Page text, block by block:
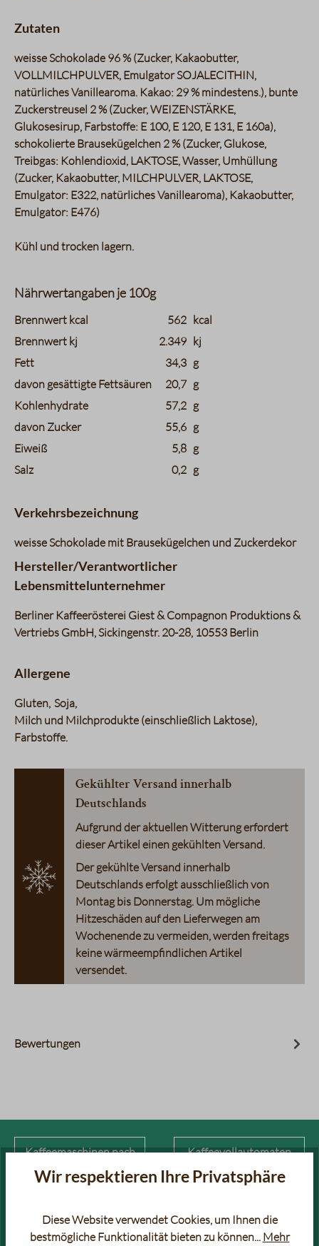
Zutaten
weisse Schokolade 96 % (Zucker, Kakaobutter,
VOLLMILCHPULVER, Emulgator SOJALECITHIN,
natürliches Vanillearoma. Kakao: 29 % mindestens.), bunte
Zuckerstreusel 2 % (Zucker, WEIZENSTÄRKE,
Glukosesirup, Farbstoffe: E 100, E 120, E 131, E 160a),
schokolierte Brausekügelchen 2 % (Zucker, Glukose,
Treibgas: Kohlendioxid, LAKTOSE, Wasser, Umhüllung
(Zucker, Kakaobutter, MILCHPULVER, LAKTOSE,
Emulgator: E322, natürliches Vanillearoma), Kakaobutter,
Emulgator: E476)
Kühl und trocken lagern.
Nährwertangaben je 100g
charts.nutritions.header_name charts.nutritions.header_value
Brennwert kcal 562 kcal
Brennwert kj
2.349 kj
Fett
34,3 g
davon gesättigte Fettsäuren
20,7 g
Kohlenhydrate
57,2 g
davon Zucker
55,6 g
Eiweiß
5,8 g
Salz
0,2 g
Verkehrsbezeichnung
weisse Schokolade mit Brausekügelchen und Zuckerdekor
Hersteller/Verantwortlicher
Lebensmittelunternehmer
Berliner Kaffeerösterei Giest & Compagnon Produktions &
Vertriebs GmbH, Sickingenstr. 20-28, 10553 Berlin
Allergene
Gluten Soja
Milch und Milchprodukte (einschließlich Laktose)
Farbstoffe
Gekühlter Versand innerhalb
Deutschlands
Aufgrund der aktuellen Witterung erfordert
dieser Artikel einen gekühlten Versand.
Der gekühlte Versand innerhalb
Deutschlands erfolgt ausschließlich von
Montag bis Donnerstag. Um mögliche
Hitzeschäden auf den Lieferwegen am
Wochenende zu vermeiden, werden freitags
keine wärmeempfindlichen Artikel
versendet.
Bewertungen
Kaffeemaschinen nach
Kaffeevollautomaten
Siebträger Filterkaffeemaschinen
Wir respektieren Ihre Privatsphäre
Diese Website verwendet Cookies, um Ihnen die
bestmögliche Funktionalität bieten zu können... Mehr